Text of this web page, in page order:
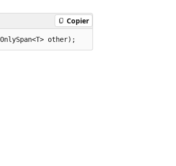
Copier
other);